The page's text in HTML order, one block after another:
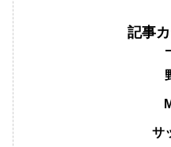
記事
サ